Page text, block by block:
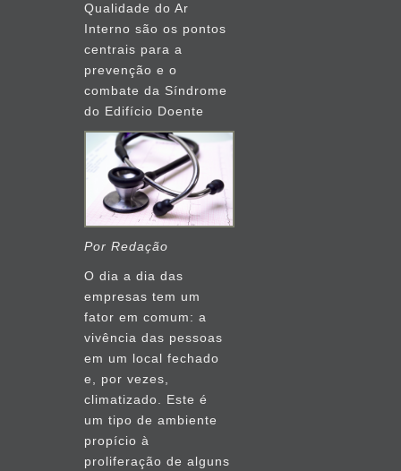
Qualidade do Ar
Interno são os pontos
centrais para a
prevenção e o
combate da Síndrome
do Edifício Doente
Por Redação
O dia a dia das
empresas tem um
fator em comum: a
vivência das pessoas
em um local fechado
e, por vezes,
climatizado. Este é
um tipo de ambiente
propício à
proliferação de alguns